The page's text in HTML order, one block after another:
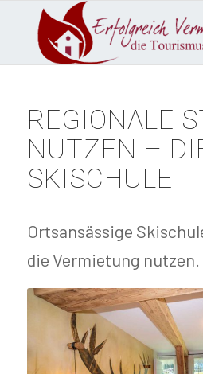
REGIONALE
NUTZEN –
SKISCHULE
Ortsansässige
die Vermietung nutzen.